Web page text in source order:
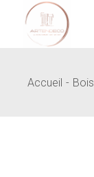
content
Accueil Bois